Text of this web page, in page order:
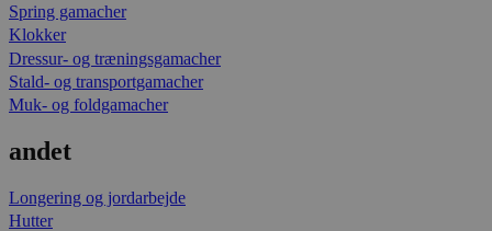
Spring gamacher
Klokker
Dressur- og træningsgamacher
Stald- og transportgamacher
Muk- og foldgamacher
andet
Longering og jordarbejde
Hutter